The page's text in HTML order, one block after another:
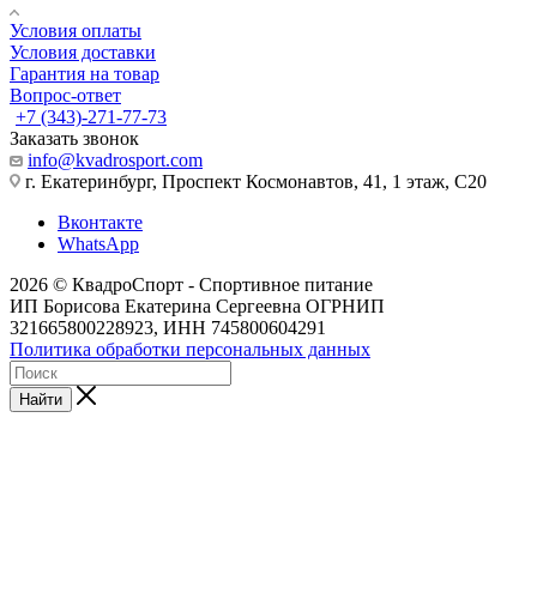
Условия оплаты
Условия доставки
Гарантия на товар
Вопрос-ответ
+7 (343)-271-77-73
Заказать звонок
info@kvadrosport.com
г. Екатеринбург, Проспект Космонавтов, 41, 1 этаж, С20
Вконтакте
WhatsApp
2026 © КвадроСпорт - Спортивное питание
ИП Борисова Екатерина Сергеевна ОГРНИП
321665800228923, ИНН 745800604291
Политика обработки персональных данных
Найти